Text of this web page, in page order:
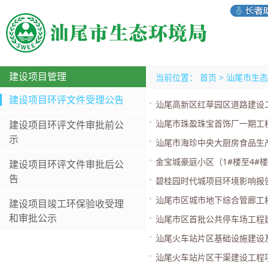
建设项目管理
建设项目环评文件受理公告
建设项目环评文件审批前公
示
建设项目环评文件审批后公
告
建设项目竣工环保验收受理
和审批公示
当前位置： 首页 > 汕尾市生
汕尾高新区红草园区道路建
汕尾市珠盈珠宝首饰厂一期
汕尾市海珍中央大厨房食品
金宝城豪庭小区（1#楼至4#
碧桂园时代城项目环境影响报
汕尾市区城市地下综合管廊
汕尾市区首批公共停车场工
汕尾火车站片区基础设施建
汕尾火车站片区干渠建设工